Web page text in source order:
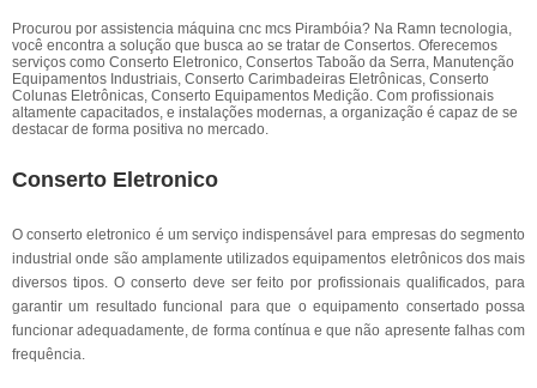
Procurou por assistencia máquina cnc mcs Pirambóia? Na Ramn tecnologia,
você encontra a solução que busca ao se tratar de Consertos. Oferecemos
serviços como Conserto Eletronico, Consertos Taboão da Serra, Manutenção
Equipamentos Industriais, Conserto Carimbadeiras Eletrônicas, Conserto
Colunas Eletrônicas, Conserto Equipamentos Medição. Com profissionais
altamente capacitados, e instalações modernas, a organização é capaz de se
destacar de forma positiva no mercado.
Conserto Eletronico
O conserto eletronico é um serviço indispensável para empresas do segmento
industrial onde são amplamente utilizados equipamentos eletrônicos dos mais
diversos tipos. O conserto deve ser feito por profissionais qualificados, para
garantir um resultado funcional para que o equipamento consertado possa
funcionar adequadamente, de forma contínua e que não apresente falhas com
frequência.